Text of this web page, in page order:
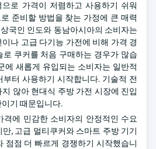
로 가격이 저렴하고 사용하기 쉬워
준비할 방법을 찾는 가정에 큰 매력
국인 인도와 동남아시아의 소비자는
나 고급 다기능 가전에 비해 가격 경
쿠커를 처음 구매하는 경우가 많습
에 새롭게 유입되는 소비자는 일반적
터 사용하기 시작합니다. 기술적 전
않아 현대식 주방 가전 시장에 진입
기 때문입니다.
격에 민감한 소비자의 안정적인 수요
, 고급 멀티쿠커와 스마트 주방 기기
점점 더 빠르게 경쟁하기 시작했습니